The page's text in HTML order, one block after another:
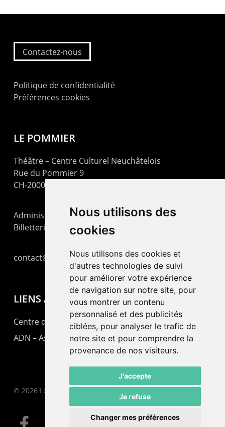
Nous utilisons des
cookies
Nous utilisons des cookies et
d'autres technologies de suivi
pour améliorer votre expérience
de navigation sur notre site, pour
vous montrer un contenu
personnalisé et des publicités
ciblées, pour analyser le trafic de
notre site et pour comprendre la
provenance de nos visiteurs.
J'accepte
Je refuse
Changer mes préférences
Contactez-nous
Politique de confidentialité
Préférences cookies
LE POMMIER
Théâtre – Centre Culturel Neuchâtelois
Rue du Pommier 9
CH-2000 Neuchâtel
Administration : +41 32 725 03 03
Billetterie : +41 32 725 05 05
contact@lepommier.ch
LIENS AMIS
Centre de culture ABC
ADN – Association Danse Neuchâtel
© 2026 Le Pommier.
facebook email